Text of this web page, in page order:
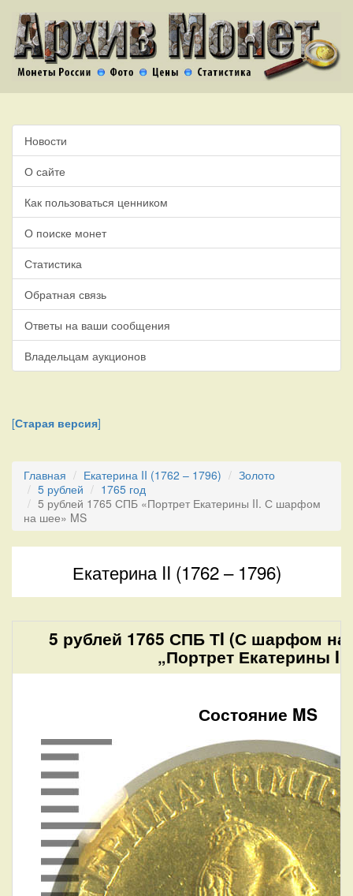
Новости
О сайте
Как пользоваться ценником
О поиске монет
Статистика
Обратная связь
Ответы на ваши сообщения
Владельцам аукционов
[Старая версия]
Главная Екатерина II (1762 – 1796)
Золото
5 рублей
1765 год
5 рублей 1765 СПБ «Портрет Екатерины II. С шарфом
на шее» MS
Екатерина II (1762 – 1796)
5 рублей 1765 СПБ ТI (С шарфом на
„Портрет Екатерины
Состояние MS